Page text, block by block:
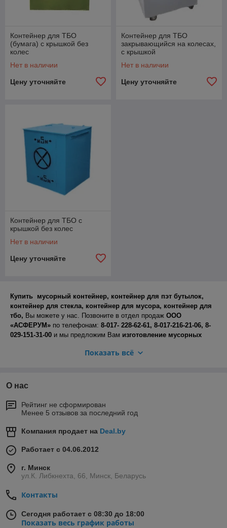
Контейнер для ТБО
(бумага) с крышкой без
колес
Нет в наличии
Цену уточняйте
Контейнер для ТБО
закрывающийся на колесах,
с крышкой
Нет в наличии
Цену уточняйте
Контейнер для ТБО с
крышкой без колес
Нет в наличии
Цену уточняйте
Купить мусорный контейнер, контейнер для пэт бутылок,
контейнер для стекла, контейнер для мусора, контейнер для
тбо, Вы можете у нас. Позвоните в отдел продаж ООО
«АСФЕРУМ» по телефонам: 8-017- 228-62-61, 8-017-216-21-06, 8-
029-151-31-00 и мы предложим Вам изготовление мусорных
любому понравившемуся эскизу или чертежу. Заявки
Минск, 2005-2021
Показать всё
О нас
Рейтинг не сформирован
Менее 5 отзывов за последний год
Компания продает на Deal.by
Работает с 04.06.2012
г. Минск
ул.К. Либкнехта, 66, Минск, Беларусь
Контакты
Сегодня работает с 08:30 до 18:00
Показать весь график работы